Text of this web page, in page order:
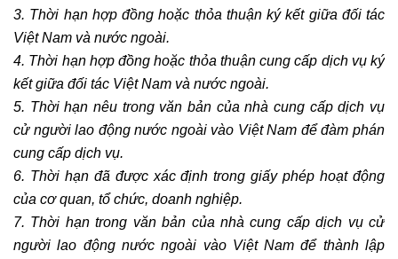
3. Thời hạn hợp đồng hoặc thỏa thuận ký kết giữa đối tác
Việt Nam và nước ngoài.
4. Thời hạn hợp đồng hoặc thỏa thuận cung cấp dịch vụ ký
kết giữa đối tác Việt Nam và nước ngoài.
5. Thời hạn nêu trong văn bản của nhà cung cấp dịch vụ
cử người lao động nước ngoài vào Việt Nam để đàm phán
cung cấp dịch vụ.
6. Thời hạn đã được xác định trong giấy phép hoạt động
của cơ quan, tổ chức, doanh nghiệp.
7. Thời hạn trong văn bản của nhà cung cấp dịch vụ cử
người lao động nước ngoài vào Việt Nam để thành lập